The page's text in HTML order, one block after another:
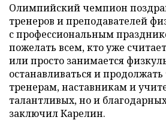
Олимпийский чемпион
тренеров и преподавателей
с профессиональным
пожелать всем, кто уже
или просто занимается
останавливаться и
тренерам, наставникам и
талантливых, но и
заключил Карелин.